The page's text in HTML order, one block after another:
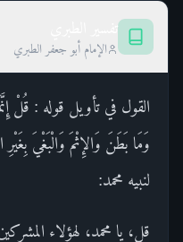
الإمام أبو جعفر الطبري
القول في تأويل قوله : قُلْ
وَمَا بَطَنَ وَالإِثْمَ وَالْبَغْيَ
لنبيه محمد:
قل، يا محمد، لهؤلاء